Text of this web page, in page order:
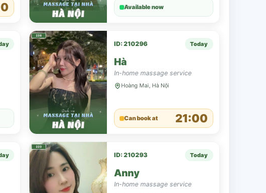
Available now
ID: 210296 Today
Hà
In-home massage service
Hoàng Mai, Hà Nội
Can book at 21:00
ID: 210293 Today
Anny
In-home massage service